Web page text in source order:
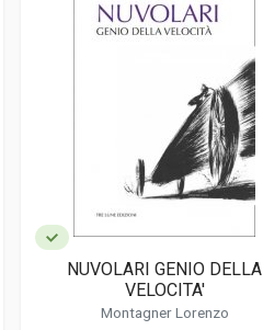
NUVOLARI GENIO DELLA
VELOCITA'
Montagner Lorenzo